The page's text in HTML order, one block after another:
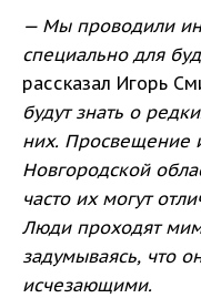
— Мы проводили
специально для
рассказал Игорь
будут знать о
них. Просвещение
Новгородской
часто их могут
Люди проходят
задумываясь, что
исчезающими.